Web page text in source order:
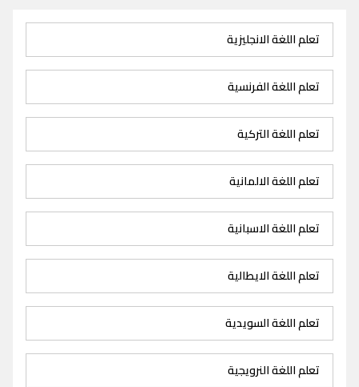
تعلم اللغة الانجليزية
تعلم اللغة الفرنسية
تعلم اللغة التركية
تعلم اللغة الالمانية
تعلم اللغة الاسبانية
تعلم اللغة الايطالية
تعلم اللغة السويدية
تعلم اللغة النرويجية